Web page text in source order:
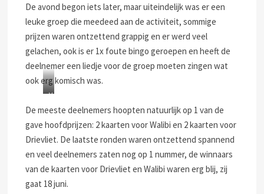
De avond begon iets later, maar uiteindelijk was er een
leuke groep die meedeed aan de activiteit, sommige
prijzen waren ontzettend grappig en er werd veel
gelachen, ook is er 1x foute bingo geroepen en heeft de
deelnemer een liedje voor de groep moeten zingen wat
ook erg komisch was.
V
s
e
b
g
De meeste deelnemers hoopten natuurlijk op 1 van de
gave hoofdprijzen: 2 kaarten voor Walibi en 2 kaarten voor
Drievliet. De laatste ronden waren ontzettend spannend
en veel deelnemers zaten nog op 1 nummer, de winnaars
van de kaarten voor Drievliet en Walibi waren erg blij, zij
gaat 18 juni.